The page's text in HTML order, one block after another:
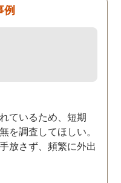
例
ているため、短期
を調査してほしい。
放さず、頻繁に外出